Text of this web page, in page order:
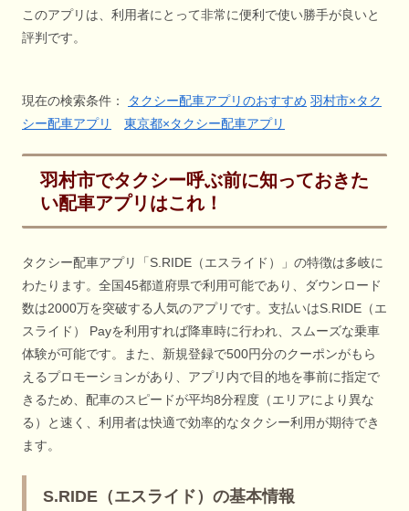
このアプリは、利用者にとって非常に便利で使い勝手が良いと
評判です。
現在の検索条件： タクシー配車アプリのおすすめ 羽村市×タク
シー配車アプリ
東京都×タクシー配車アプリ
羽村市でタクシー呼ぶ前に知っておきた
い配車アプリはこれ！
タクシー配車アプリ「S.RIDE（エスライド）」の特徴は多岐に
わたります。全国45都道府県で利用可能であり、ダウンロード
数は2000万を突破する人気のアプリです。支払いはS.RIDE（エ
スライド） Payを利用すれば降車時に行われ、スムーズな乗車
体験が可能です。また、新規登録で500円分のクーポンがもら
えるプロモーションがあり、アプリ内で目的地を事前に指定で
きるため、配車のスピードが平均8分程度（エリアにより異な
る）と速く、利用者は快適で効率的なタクシー利用が期待でき
ます。
S.RIDE（エスライド）の基本情報